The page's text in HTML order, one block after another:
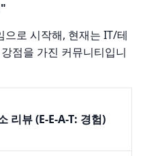
으로 시작해, 현재는 IT/테
점을 가진 커뮤니티입니
리뷰 (E-E-A-T: 경험)